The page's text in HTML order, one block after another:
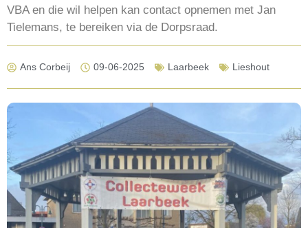
VBA en die wil helpen kan contact opnemen met Jan
Tielemans, te bereiken via de Dorpsraad.
Ans Corbeij 09-06-2025 Laarbeek Lieshout